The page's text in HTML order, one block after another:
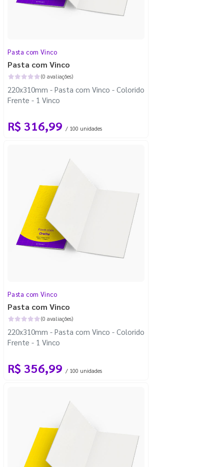
Pasta com Vinco
Pasta com Vinco
(0 avaliações)
220x310mm - Pasta com Vinco - Colorido
Frente - 1 Vinco
R$ 316,99 / 100 unidades
Pasta com Vinco
Pasta com Vinco
(0 avaliações)
220x310mm - Pasta com Vinco - Colorido
Frente - 1 Vinco
R$ 356,99 / 100 unidades